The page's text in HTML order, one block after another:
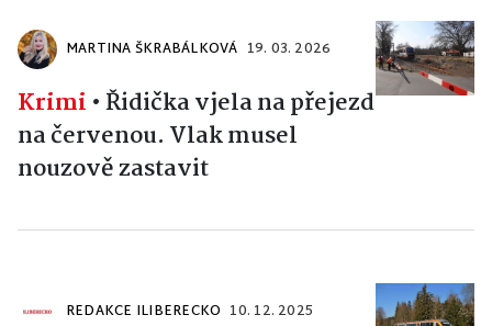
MARTINA ŠKRABÁLKOVÁ 19. 03. 2026
Krimi •Řidička vjela na přejezd
na červenou. Vlak musel
nouzově zastavit
REDAKCE ILIBERECKO 10. 12. 2025